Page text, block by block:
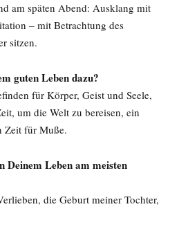
am späten Abend: Ausklang mit
– mit Betrachtung des
sitzen.
guten Leben dazu?
für Körper, Geist und Seele,
um die Welt zu bereisen, ein
Zeit für Muße.
Deinem Leben am meisten
die Geburt meiner Tochter,